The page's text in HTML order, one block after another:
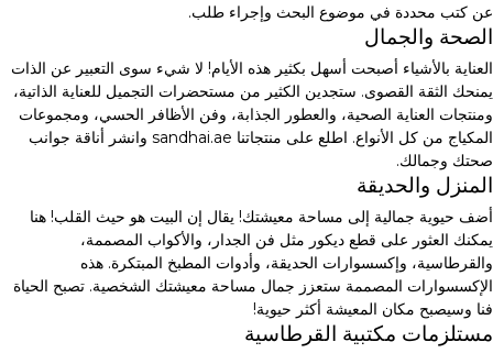
عن كتب محددة في موضوع البحث وإجراء طلب.
الصحة والجمال
العناية بالأشياء أصبحت أسهل بكثير هذه الأيام! لا شيء سوى التعبير عن الذات
يمنحك الثقة القصوى. ستجدين الكثير من مستحضرات التجميل للعناية الذاتية،
ومنتجات العناية الصحية، والعطور الجذابة، وفن الأظافر الحسي، ومجموعات
المكياج من كل الأنواع. اطلع على منتجاتنا sandhai.ae وانشر أناقة جوانب
صحتك وجمالك.
المنزل والحديقة
أضف حيوية جمالية إلى مساحة معيشتك! يقال إن البيت هو حيث القلب! هنا
يمكنك العثور على قطع ديكور مثل فن الجدار، والأكواب المصممة،
والقرطاسية، وإكسسوارات الحديقة، وأدوات المطبخ المبتكرة. هذه
الإكسسوارات المصممة ستعزز جمال مساحة معيشتك الشخصية. تصبح الحياة
فنا وسيصبح مكان المعيشة أكثر حيوية!
مستلزمات مكتبية القرطاسية